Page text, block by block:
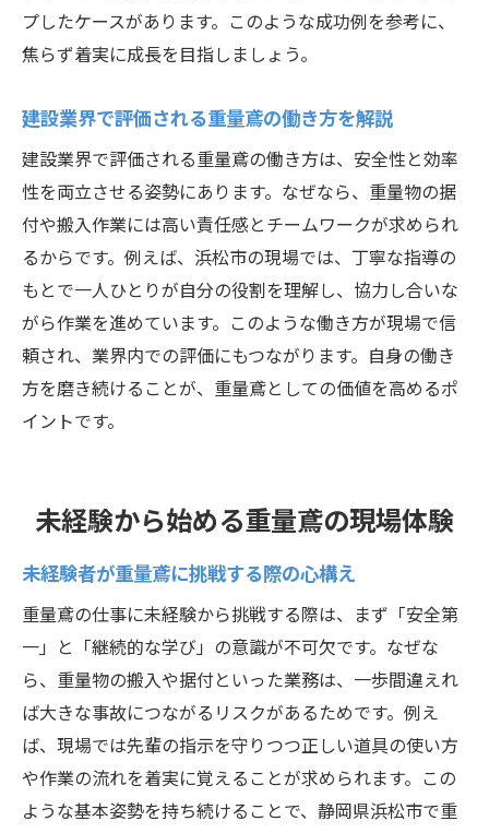
プしたケースがあります。このような成功例を参考に、
焦らず着実に成長を目指しましょう。
建設業界で評価される重量鳶の働き方を解説
建設業界で評価される重量鳶の働き方は、安全性と効率
性を両立させる姿勢にあります。なぜなら、重量物の据
付や搬入作業には高い責任感とチームワークが求められ
るからです。例えば、浜松市の現場では、丁寧な指導の
もとで一人ひとりが自分の役割を理解し、協力し合いな
がら作業を進めています。このような働き方が現場で信
頼され、業界内での評価にもつながります。自身の働き
方を磨き続けることが、重量鳶としての価値を高めるポ
イントです。
未経験から始める重量鳶の現場体験
未経験者が重量鳶に挑戦する際の心構え
重量鳶の仕事に未経験から挑戦する際は、まず「安全第
一」と「継続的な学び」の意識が不可欠です。なぜな
ら、重量物の搬入や据付といった業務は、一歩間違えれ
ば大きな事故につながるリスクがあるためです。例え
ば、現場では先輩の指示を守りつつ正しい道具の使い方
や作業の流れを着実に覚えることが求められます。この
ような基本姿勢を持ち続けることで、静岡県浜松市で重